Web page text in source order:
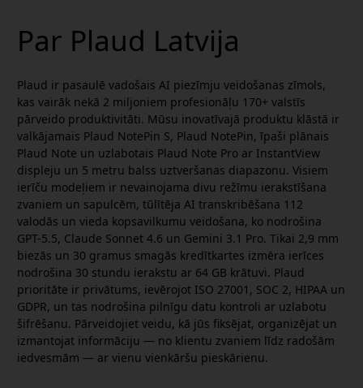
Par Plaud Latvija
Plaud ir pasaulē vadošais AI piezīmju veidošanas zīmols,
kas vairāk nekā 2 miljoniem profesionāļu 170+ valstīs
pārveido produktivitāti. Mūsu inovatīvajā produktu klāstā ir
valkājamais Plaud NotePin S, Plaud NotePin, īpaši plānais
Plaud Note un uzlabotais Plaud Note Pro ar InstantView
displeju un 5 metru balss uztveršanas diapazonu. Visiem
ierīču modeļiem ir nevainojama divu režīmu ierakstīšana
zvaniem un sapulcēm, tūlītēja AI transkribēšana 112
valodās un vieda kopsavilkumu veidošana, ko nodrošina
GPT-5.5, Claude Sonnet 4.6 un Gemini 3.1 Pro. Tikai 2,9 mm
biezās un 30 gramus smagās kredītkartes izmēra ierīces
nodrošina 30 stundu ierakstu ar 64 GB krātuvi. Plaud
prioritāte ir privātums, ievērojot ISO 27001, SOC 2, HIPAA un
GDPR, un tas nodrošina pilnīgu datu kontroli ar uzlabotu
šifrēšanu. Pārveidojiet veidu, kā jūs fiksējat, organizējat un
izmantojat informāciju — no klientu zvaniem līdz radošām
iedvesmām — ar vienu vienkāršu pieskārienu.